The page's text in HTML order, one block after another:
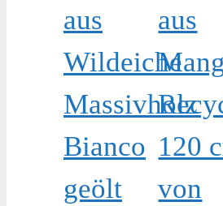
aus
Wildeiche
Massivholz
Bianco
geölt
aus
120
von